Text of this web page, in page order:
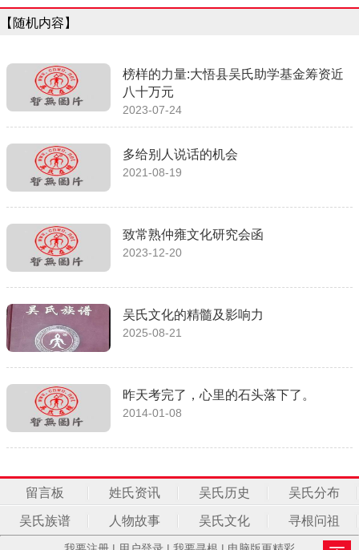
【随机内容】
榜样的力量:大悟县吴氏助学基金筹资近
八十万元
2023-07-24
多给别人说话的机会
2021-08-19
致常熟仲雍文化研究会函
2023-12-20
吴氏文化的精髓及影响力
2025-08-21
昨天考完了，心里的石头落下了。
2014-01-08
留言板 姓氏资讯 吴氏历史 吴氏分布
吴氏族谱 人物故事 吴氏文化 寻根问祖